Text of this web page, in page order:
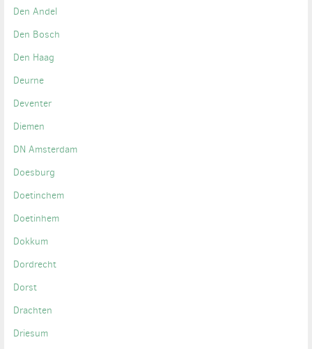
Den Andel
Den Bosch
Den Haag
Deurne
Deventer
Diemen
DN Amsterdam
Doesburg
Doetinchem
Doetinhem
Dokkum
Dordrecht
Dorst
Drachten
Driesum